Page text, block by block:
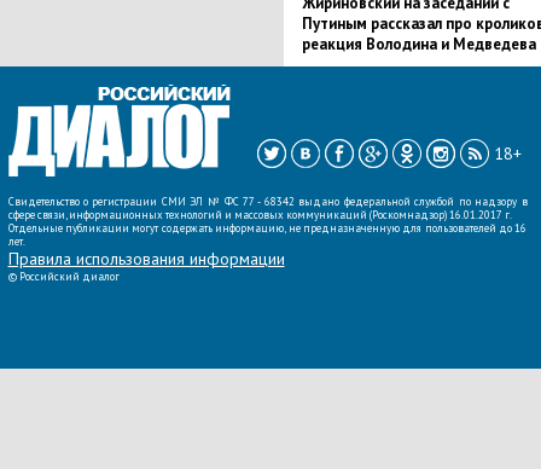
Путиным рассказал про
реакция Володина и Медведева
бесценна
18+
Свидетельство о регистрации СМИ ЭЛ № ФС 77 - 68342 выдано федеральной службой по надзору в
сфере связи, информационных технологий и массовых коммуникаций (Роскомнадзор) 16.01.2017 г.
Отдельные публикации могут содержать информацию, не предназначенную для пользователей до 16
лет.
Правила использования информации
© Российский диалог